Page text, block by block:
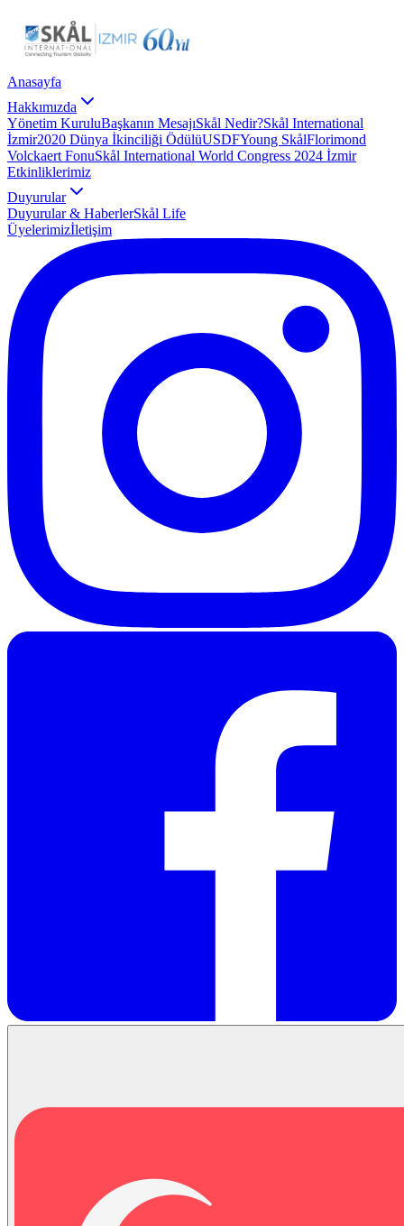
Anasayfa
Hakkımızda
Yönetim KuruluBaşkanın MesajıSkål Nedir?Skål International
İzmir2020 Dünya İkinciliği ÖdülüUSDFYoung SkålFlorimond
Volckaert FonuSkål International World Congress 2024 İzmir
Etkinliklerimiz
Duyurular
Duyurular & HaberlerSkål Life
Üyelerimizİletişim